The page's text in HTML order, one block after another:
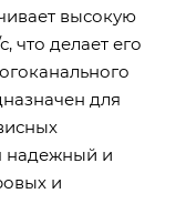
высокую
что делает его
для
надежный и
и